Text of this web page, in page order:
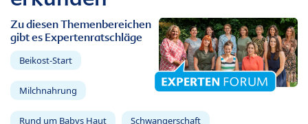
Zu diesen Themenbereichen
gibt es Expertenratschläge
Beikost-Start
Milchnahrung
Rund um Babys Haut Schwangerschaft